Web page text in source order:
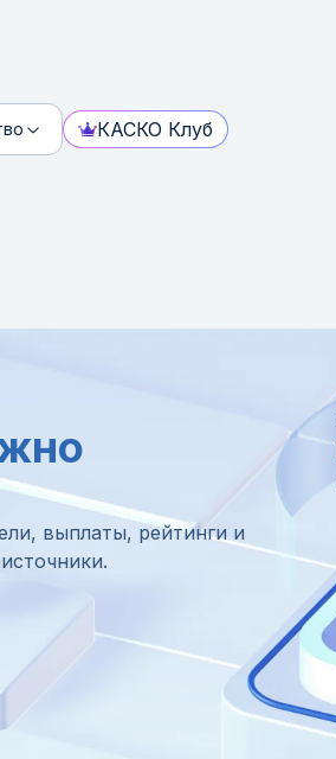
КАСКО Клуб
выплаты, рейтинги и